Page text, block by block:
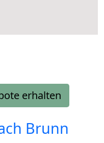
erhalten
Brunn